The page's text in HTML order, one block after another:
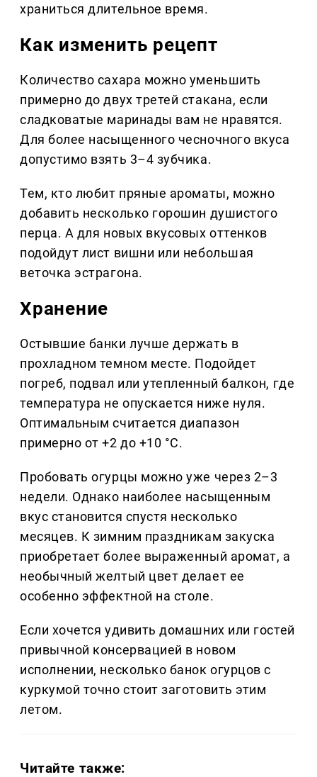
храниться длительное время.
Как изменить рецепт
Количество сахара можно уменьшить
примерно до двух третей стакана, если
сладковатые маринады вам не нравятся.
Для более насыщенного чесночного вкуса
допустимо взять 3–4 зубчика.
Тем, кто любит пряные ароматы, можно
добавить несколько горошин душистого
перца. А для новых вкусовых оттенков
подойдут лист вишни или небольшая
веточка эстрагона.
Хранение
Остывшие банки лучше держать в
прохладном темном месте. Подойдет
погреб, подвал или утепленный балкон, где
температура не опускается ниже нуля.
Оптимальным считается диапазон
примерно от +2 до +10 °C.
Пробовать огурцы можно уже через 2–3
недели. Однако наиболее насыщенным
вкус становится спустя несколько
месяцев. К зимним праздникам закуска
приобретает более выраженный аромат, а
необычный желтый цвет делает ее
особенно эффектной на столе.
Если хочется удивить домашних или гостей
привычной консервацией в новом
исполнении, несколько банок огурцов с
куркумой точно стоит заготовить этим
летом.
Читайте также: